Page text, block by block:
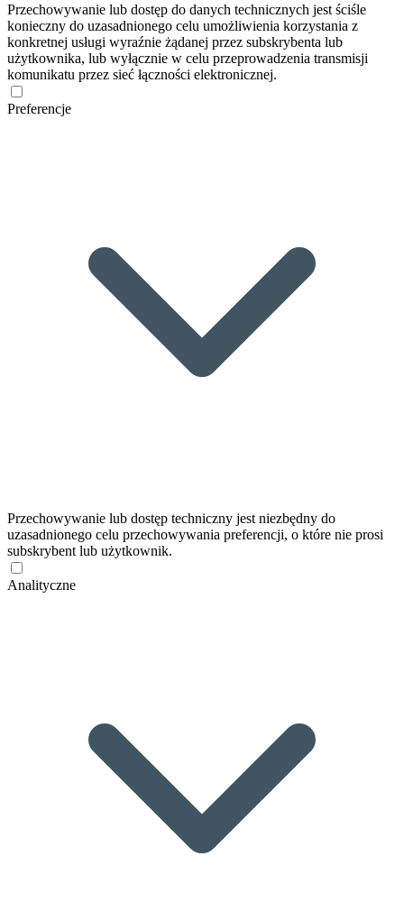
Przechowywanie lub dostęp do danych technicznych jest ściśle
konieczny do uzasadnionego celu umożliwienia korzystania z
konkretnej usługi wyraźnie żądanej przez subskrybenta lub
użytkownika, lub wyłącznie w celu przeprowadzenia transmisji
komunikatu przez sieć łączności elektronicznej.
Preferencje
Przechowywanie lub dostęp techniczny jest niezbędny do
uzasadnionego celu przechowywania preferencji, o które nie prosi
subskrybent lub użytkownik.
Analityczne